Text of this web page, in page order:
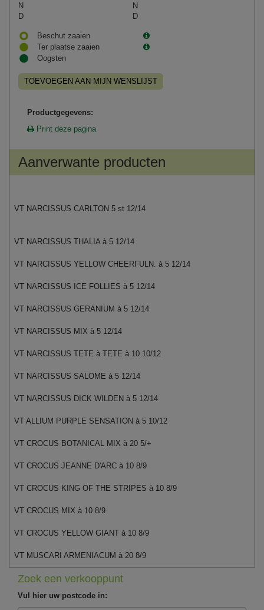
N
N
D
D
Beschut zaaien
Ter plaatse zaaien
Oogsten
TOEVOEGEN AAN MIJN WENSLIJST
Productgegevens:
Print deze pagina
Aanverwante producten
VT NARCISSUS CARLTON 5 st 12/14
VT NARCISSUS THALIA à 5 12/14
VT NARCISSUS YELLOW CHEERFULN. à 5 12/14
VT NARCISSUS ICE FOLLIES à 5 12/14
VT NARCISSUS GERANIUM à 5 12/14
VT NARCISSUS MIX à 5 12/14
VT NARCISSUS TETE à TETE à 10 10/12
VT NARCISSUS SALOME à 5 12/14
VT NARCISSUS DICK WILDEN à 5 12/14
VT ALLIUM PURPLE SENSATION à 5 10/12
VT CROCUS BOTANICAL MIX à 20 5/+
VT CROCUS JEANNE D'ARC à 10 8/9
VT CROCUS KING OF THE STRIPES à 10 8/9
VT CROCUS MIX à 10 8/9
VT CROCUS YELLOW GIANT à 10 8/9
VT MUSCARI ARMENIACUM à 20 8/9
Zoek een verkooppunt
Vul hier uw postcode in: